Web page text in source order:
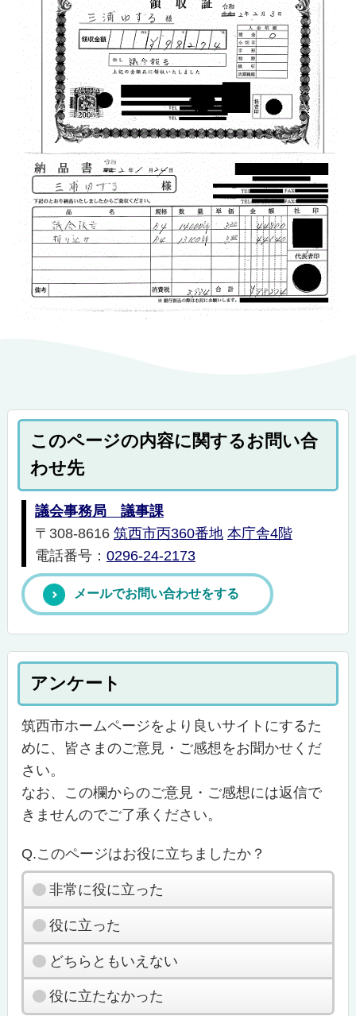
このページの内容に関するお問い合
わせ先
議会事務局 議事課
〒308-8616 筑西市丙360番地 本庁舎4階
電話番号： 0296-24-2173
メールでお問い合わせをする
アンケート
筑西市ホームページをより良いサイトにするた
めに、皆さまのご意見・ご感想をお聞かせくだ
さい。
なお、この欄からのご意見・ご感想には返信で
きませんのでご了承ください。
Q.このページはお役に立ちましたか？
非常に役に立った
役に立った
どちらともいえない
役に立たなかった